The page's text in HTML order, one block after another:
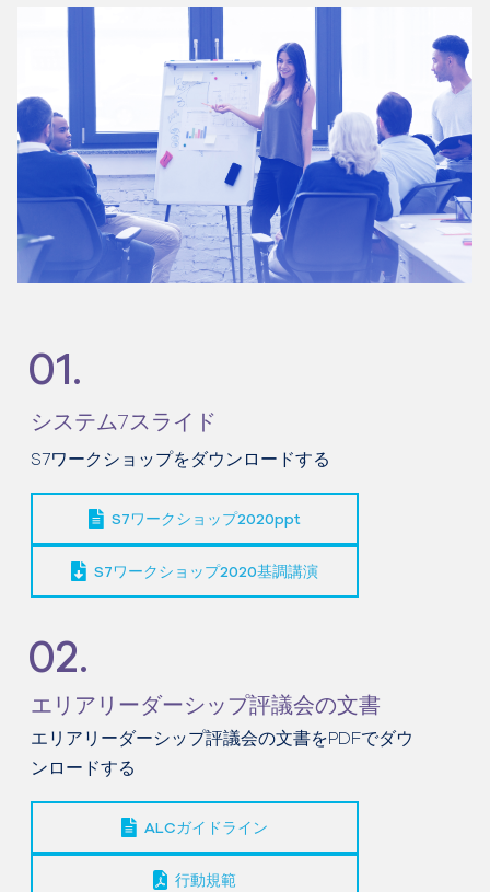
01.
システム7スライド
S7ワークショップをダウンロードする
S7ワークショップ2020ppt
S7ワークショップ2020基調講演
02.
エリアリーダーシップ評議会の文書
エリアリーダーシップ評議会の文書をPDFでダウ
ンロードする
ALCガイドライン
行動規範